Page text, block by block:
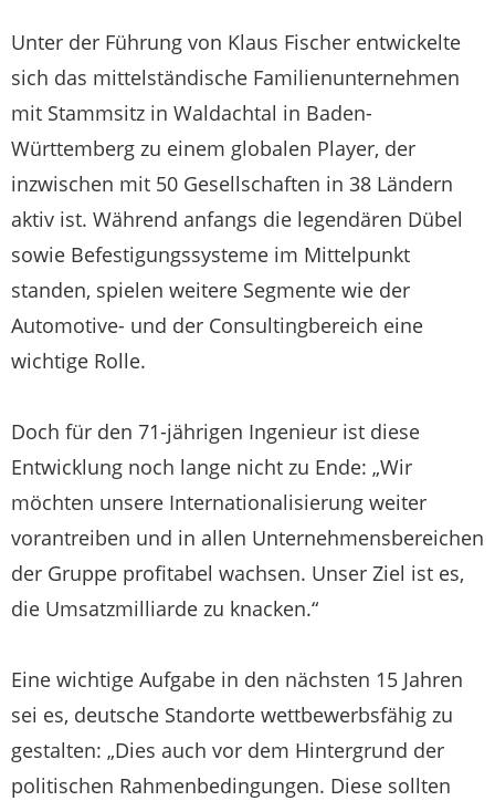
Unter der Führung von Klaus Fischer entwickelte
sich das mittelständische Familienunternehmen
mit Stammsitz in Waldachtal in Baden-
Württemberg zu einem globalen Player, der
inzwischen mit 50 Gesellschaften in 38 Ländern
aktiv ist. Während anfangs die legendären Dübel
sowie Befestigungssysteme im Mittelpunkt
standen, spielen weitere Segmente wie der
Automotive- und der Consultingbereich eine
wichtige Rolle.
Doch für den 71-jährigen Ingenieur ist diese
Entwicklung noch lange nicht zu Ende: „Wir
möchten unsere Internationalisierung weiter
vorantreiben und in allen Unternehmensbereichen
der Gruppe profitabel wachsen. Unser Ziel ist es,
die Umsatzmilliarde zu knacken.“
Eine wichtige Aufgabe in den nächsten 15 Jahren
sei es, deutsche Standorte wettbewerbsfähig zu
gestalten: „Dies auch vor dem Hintergrund der
politischen Rahmenbedingungen. Diese sollten